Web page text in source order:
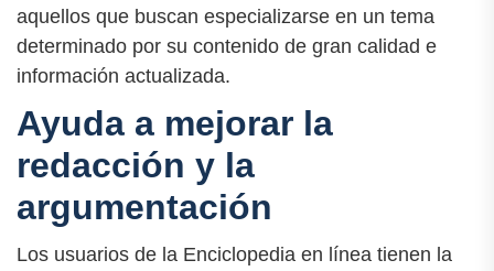
aquellos que buscan especializarse en un tema
determinado por su contenido de gran calidad e
información actualizada.
Ayuda a mejorar la
redacción y la
argumentación
Los usuarios de la Enciclopedia en línea tienen la